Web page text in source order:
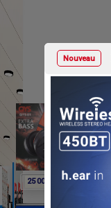
Nouveau
25 000 25 000